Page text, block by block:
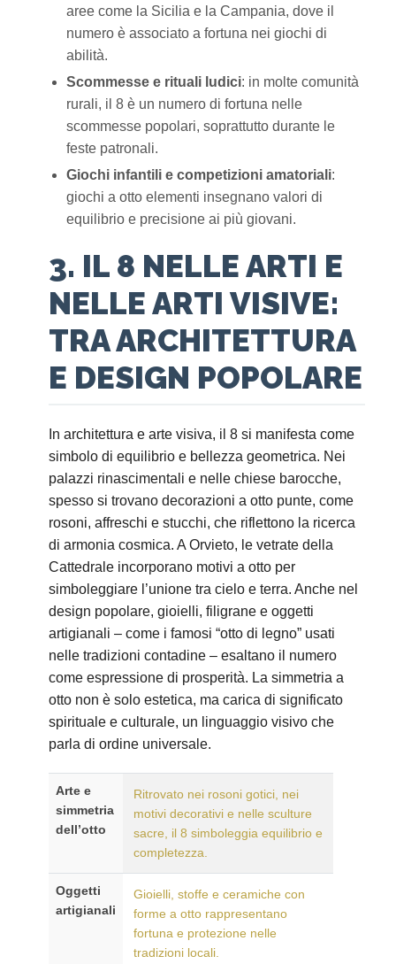
aree come la Sicilia e la Campania, dove il
numero è associato a fortuna nei giochi di
abilità.
Scommesse e rituali ludici: in molte comunità
rurali, il 8 è un numero di fortuna nelle
scommesse popolari, soprattutto durante le
feste patronali.
Giochi infantili e competizioni amatoriali:
giochi a otto elementi insegnano valori di
equilibrio e precisione ai più giovani.
3. IL 8 NELLE ARTI E
NELLE ARTI VISIVE:
TRA ARCHITETTURA
E DESIGN POPOLARE
In architettura e arte visiva, il 8 si manifesta come
simbolo di equilibrio e bellezza geometrica. Nei
palazzi rinascimentali e nelle chiese barocche,
spesso si trovano decorazioni a otto punte, come
rosoni, affreschi e stucchi, che riflettono la ricerca
di armonia cosmica. A Orvieto, le vetrate della
Cattedrale incorporano motivi a otto per
simboleggiare l’unione tra cielo e terra. Anche nel
design popolare, gioielli, filigrane e oggetti
artigianali – come i famosi “otto di legno” usati
nelle tradizioni contadine – esaltano il numero
come espressione di prosperità. La simmetria a
otto non è solo estetica, ma carica di significato
spirituale e culturale, un linguaggio visivo che
parla di ordine universale.
Arte e
simmetria
dell’otto
Ritrovato nei rosoni gotici, nei
motivi decorativi e nelle sculture
sacre, il 8 simboleggia equilibrio e
completezza.
Oggetti
artigianali
Gioielli, stoffe e ceramiche con
forme a otto rappresentano
fortuna e protezione nelle
tradizioni locali.